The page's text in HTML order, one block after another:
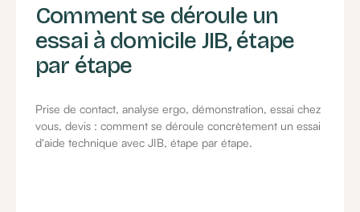
Comment se déroule un
essai à domicile JIB, étape
par étape
Prise de contact, analyse ergo, démonstration, essai chez
vous, devis : comment se déroule concrètement un essai
d'aide technique avec JIB, étape par étape.